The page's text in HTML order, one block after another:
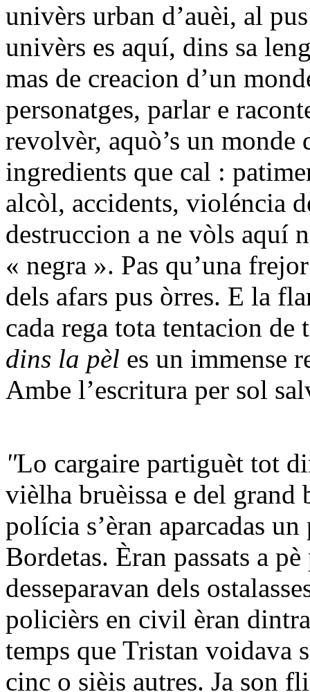
univèrs urban d’auèi, al
univèrs es aquí, dins sa
mas de creacion d’un
personatges, parlar e
revolvèr, aquò’s un monde
ingredients que cal :
alcòl, accidents, violéncia
destruccion a ne vòls aquí
« negra ». Pas qu’una
dels afars pus òrres. E la
cada rega tota tentacion de
dins la pèl es un immense
Ambe l’escritura per sol
"Lo cargaire partiguèt tot
vièlha bruèissa e del grand
polícia s’èran aparcadas
Bordetas. Èran passats a
desseparavan dels
policièrs en civil èran
temps que Tristan voidava
cinc o sièis autres. Ja son